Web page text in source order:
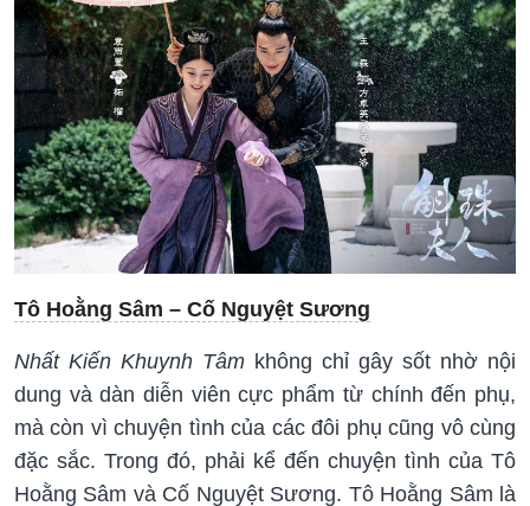
Tô Hoằng Sâm – Cố Nguyệt Sương
Nhất Kiến Khuynh Tâm không chỉ gây sốt nhờ nội
dung và dàn diễn viên cực phẩm từ chính đến phụ,
mà còn vì chuyện tình của các đôi phụ cũng vô cùng
đặc sắc. Trong đó, phải kể đến chuyện tình của Tô
Hoằng Sâm và Cố Nguyệt Sương. Tô Hoằng Sâm là